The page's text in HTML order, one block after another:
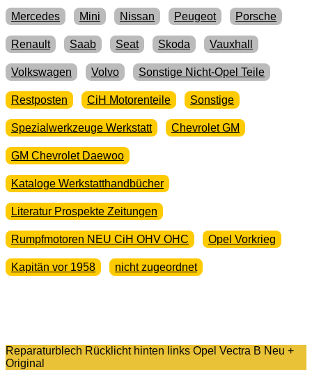
Mercedes Mini Nissan Peugeot Porsche
Renault Saab Seat Skoda Vauxhall
Volkswagen Volvo Sonstige Nicht-Opel Teile
Restposten CiH Motorenteile Sonstige
Spezialwerkzeuge Werkstatt Chevrolet GM
GM Chevrolet Daewoo
Kataloge Werkstatthandbücher
Literatur Prospekte Zeitungen
Rumpfmotoren NEU CiH OHV OHC Opel Vorkrieg
Kapitän vor 1958 nicht zugeordnet
Reparaturblech Rücklicht hinten links Opel Vectra B Neu +
Original